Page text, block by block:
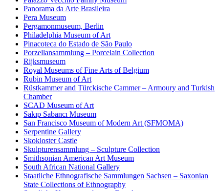
Panorama da Arte Brasileira
Pera Museum
Pergamonmuseum, Berlin
Philadelphia Museum of Art
Pinacoteca do Estado de São Paulo
Porzellansammlung – Porcelain Collection
Rijksmuseum
Royal Museums of Fine Arts of Belgium
Rubin Museum of Art
Rüstkammer and Türckische Cammer – Armoury and Turkish
Chamber
SCAD Museum of Art
Sakıp Sabancı Museum
San Francisco Museum of Modern Art (SFMOMA)
Serpentine Gallery
Skokloster Castle
Skulpturensammlung – Sculpture Collection
Smithsonian American Art Museum
South African National Gallery
Staatliche Ethnografische Sammlungen Sachsen – Saxonian
State Collections of Ethnography